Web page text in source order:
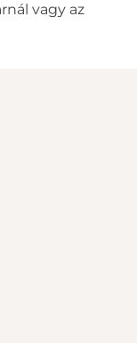
vagy az